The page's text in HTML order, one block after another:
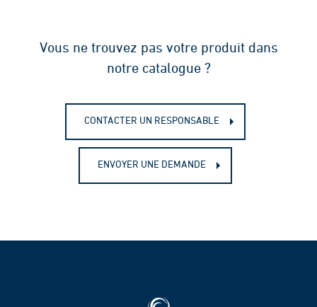
Vous ne trouvez pas votre produit dans
notre catalogue ?
CONTACTER UN RESPONSABLE
ENVOYER UNE DEMANDE